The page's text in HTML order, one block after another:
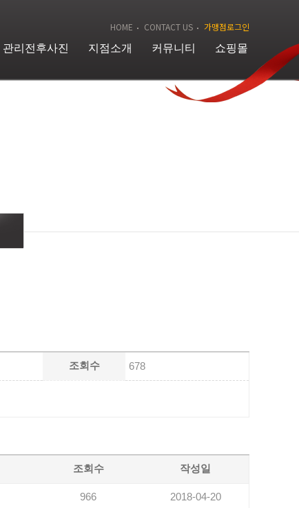
HOME CONTACT US
가맹점로그인
관리전후사진 지점소개 커뮤니티 쇼핑몰
조회수 678
조회수 작성일
966 2018-04-20